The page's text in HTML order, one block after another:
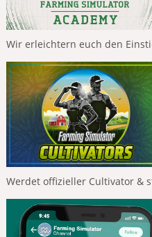
Wir erleichtern euch den
Werdet offizieller Cultivator &